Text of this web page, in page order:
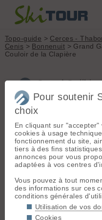
Topo-guide > Cerces -
Cenis > Bonnenuit > Grand
Couloir de la Clapière
Grand
(Cerces -
Départ :Bonnenuit
St-Jean de Maurienne >
Bonnenuit (terminus hivernal)
En début et en fin de saison,
peut monter jusqu'à Plan
même jusqu'au col du
Itinéraire :Du parking,
remonter la route qui va au
jusqu’à Plan Lachat. Quitter
Pour soutenir
choix
En cliquant sur
cookies à usage
fonctionnement du site,
tiers à des fins
annonces pour vous
adaptées à vos centres
Vous pouvez à tout
des informations sur ces
conditions générales
Utilisation de vos
Cookies